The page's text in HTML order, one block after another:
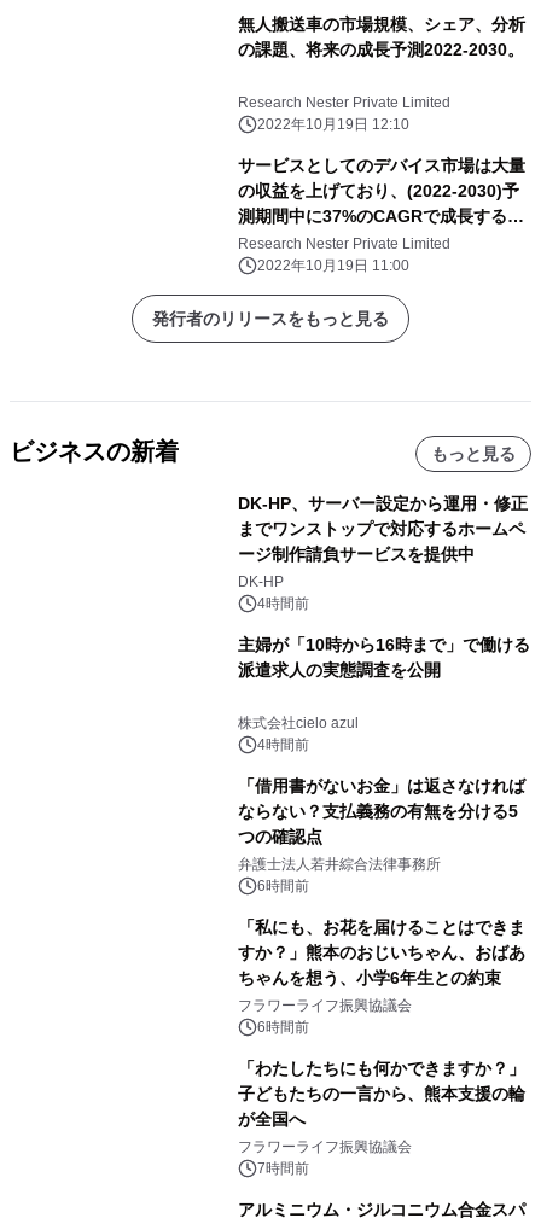
無人搬送車の市場規模、シェア、分析
の課題、将来の成長予測2022-2030。
Research Nester Private Limited
2022年10月19日 12:10
サービスとしてのデバイス市場は大量
の収益を上げており、(2022-2030)予
測期間中に37%のCAGRで成長すると
推定されています。
Research Nester Private Limited
2022年10月19日 11:00
発行者のリリースをもっと見る
ビジネスの新着 もっと見る
DK-HP、サーバー設定から運用・修正
までワンストップで対応するホームペ
ージ制作請負サービスを提供中
DK-HP
4時間前
主婦が「10時から16時まで」で働ける
派遣求人の実態調査を公開
株式会社cielo azul
4時間前
「借用書がないお金」は返さなければ
ならない？支払義務の有無を分ける5
つの確認点
弁護士法人若井綜合法律事務所
6時間前
「私にも、お花を届けることはできま
すか？」熊本のおじいちゃん、おばあ
ちゃんを想う、小学6年生との約束
フラワーライフ振興協議会
6時間前
「わたしたちにも何かできますか？」
子どもたちの一言から、熊本支援の輪
が全国へ
フラワーライフ振興協議会
7時間前
アルミニウム・ジルコニウム合金スパ